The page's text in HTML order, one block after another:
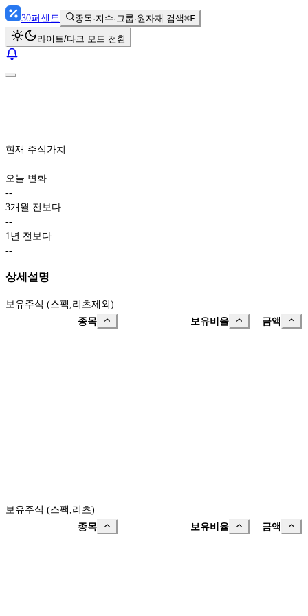
30퍼센트 종목·지수·그룹·원자재 검색⌘F
라이트/다크 모드 전환
현재 주식가치
오늘 변화
--
3개월 전보다
--
1년 전보다
--
상세설명
보유주식 (스팩,리츠제외)
종목
보유비율 금액
보유주식 (스팩,리츠)
종목
보유비율 금액